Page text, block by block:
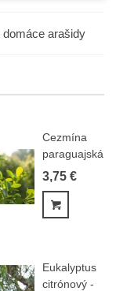
domáce arašidy
Cezmína
paraguajská
- Mathé -
3,75 €
Eukalyptus
citrónový -